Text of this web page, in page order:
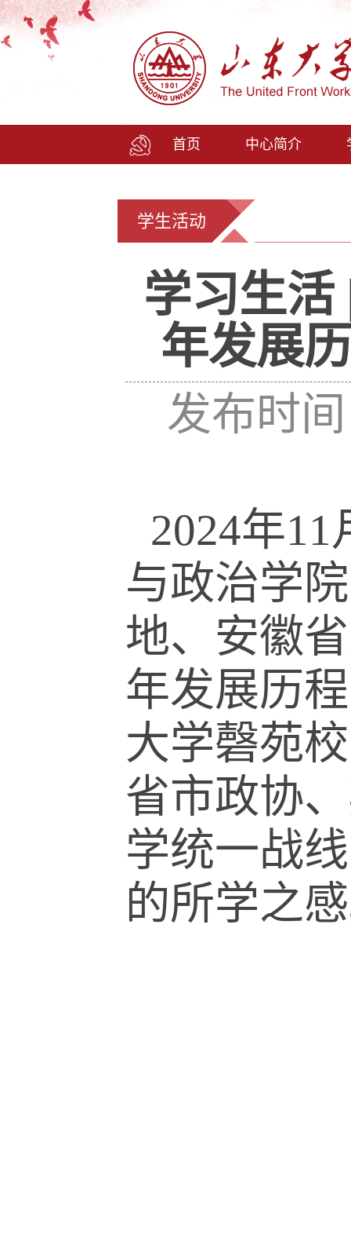
首页 中心简介
学生活动
学习生活
年发展
发布时
2024年11
与政治学
地、安徽
年发展历
大学磬苑
省市政协
学统一战
的所学之